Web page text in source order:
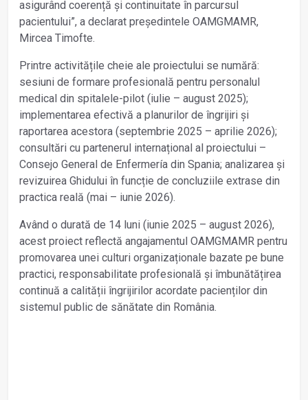
asigurând coerență și continuitate în parcursul
pacientului”, a declarat președintele OAMGMAMR,
Mircea Timofte.
Printre activitățile cheie ale proiectului se numără:
sesiuni de formare profesională pentru personalul
medical din spitalele-pilot (iulie – august 2025);
implementarea efectivă a planurilor de îngrijiri și
raportarea acestora (septembrie 2025 – aprilie 2026);
consultări cu partenerul internațional al proiectului –
Consejo General de Enfermería din Spania; analizarea și
revizuirea Ghidului în funcție de concluziile extrase din
practica reală (mai – iunie 2026).
Având o durată de 14 luni (iunie 2025 – august 2026),
acest proiect reflectă angajamentul OAMGMAMR pentru
promovarea unei culturi organizaționale bazate pe bune
practici, responsabilitate profesională și îmbunătățirea
continuă a calității îngrijirilor acordate pacienților din
sistemul public de sănătate din România.